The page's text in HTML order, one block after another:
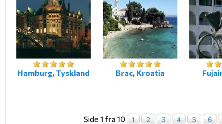
Hamburg, Tyskland Brac, Kroatia
Side 1 fra 10 1 2 3 4 5 6